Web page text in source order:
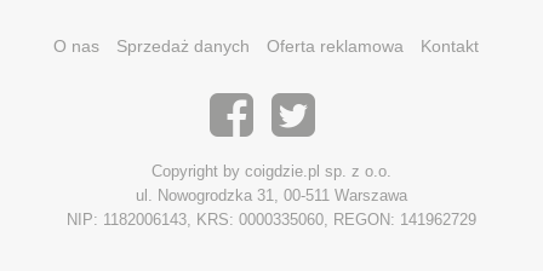
O nas Sprzedaż danych Oferta reklamowa Kontakt
Copyright by coigdzie.pl sp. z o.o.
ul. Nowogrodzka 31, 00-511 Warszawa
NIP: 1182006143, KRS: 0000335060, REGON: 141962729